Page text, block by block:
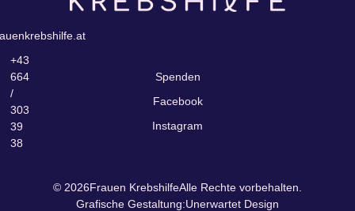
+43
664
/
303
39
38
Spenden
Facebook
Instagram
© 2026Frauen KrebshilfeAlle Rechte vorbehalten.
Grafische Gestaltung:Unerwartet Design